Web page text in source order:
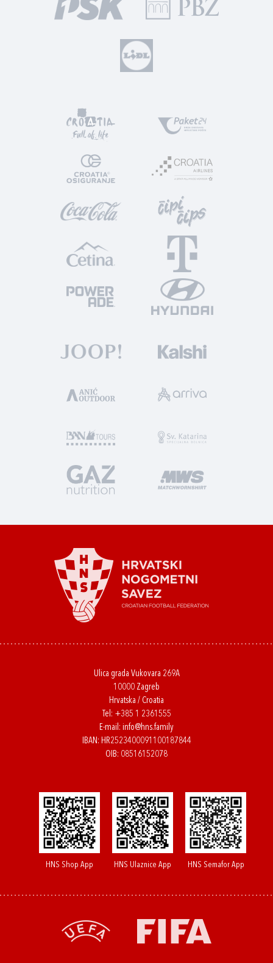
Ulica grada Vukovara 269A
10000 Zagreb
Hrvatska / Croatia
Tel: +385 1 2361555
E-mail: info@hns.family
IBAN: HR2523400091100187844
OIB: 08516152078
HNS Shop App HNS Ulaznice App HNS Semafor App